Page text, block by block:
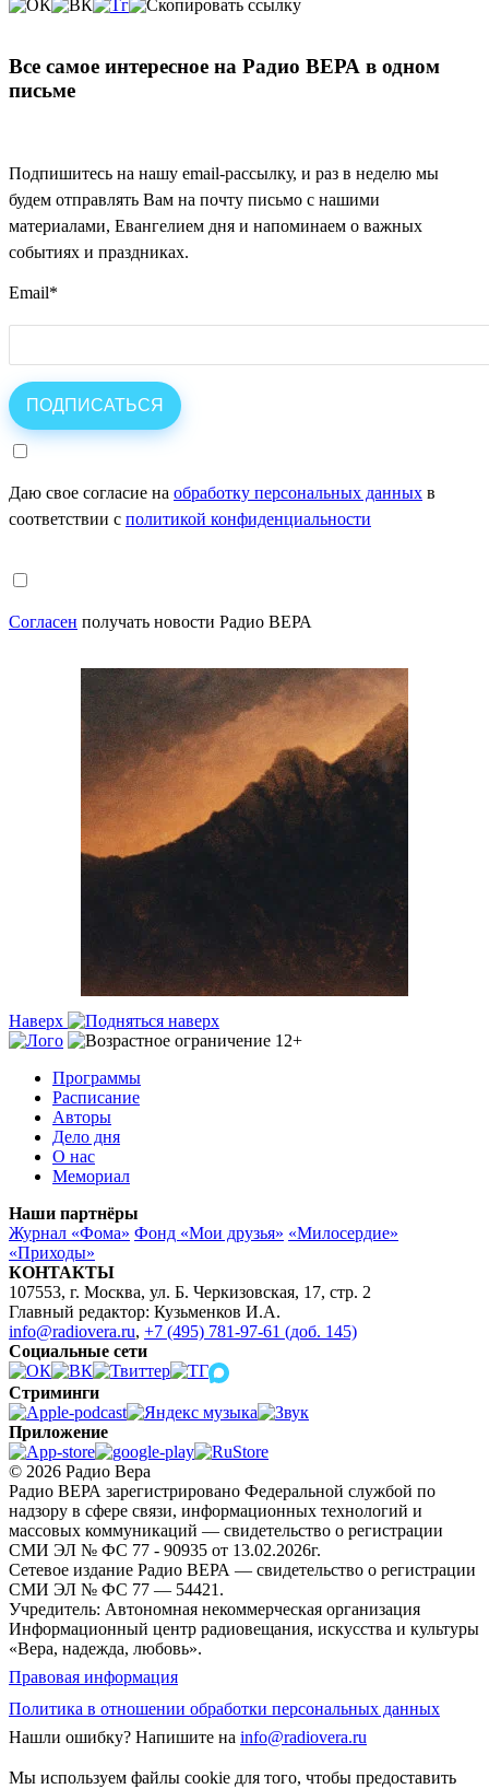
Все самое интересное на Радио ВЕРА в одном
письме
Подпишитесь на нашу email-рассылку, и раз в неделю мы
будем отправлять Вам на почту письмо с нашими
материалами, Евангелием дня и напоминаем о важных
событиях и праздниках.
Email*
Даю свое согласие на обработку персональных данных в
соответствии с политикой конфиденциальности
Согласен получать новости Радио ВЕРА
Наверх
Программы
Расписание
Авторы
Дело дня
О нас
Мемориал
Наши партнёры
Журнал «Фома» Фонд «Мои друзья» «Милосердие»
«Приходы»
КОНТАКТЫ
107553, г. Москва, ул. Б. Черкизовская, 17, стр. 2
Главный редактор: Кузьменков И.А.
info@radiovera.ru, +7 (495) 781-97-61 (доб. 145)
Социальные сети
Стриминги
Приложение
© 2026 Радио Вера
Радио ВЕРА зарегистрировано Федеральной службой по
надзору в сфере связи, информационных технологий и
массовых коммуникаций — свидетельство о регистрации
СМИ ЭЛ № ФС 77 - 90935 от 13.02.2026г.
Сетевое издание Радио ВЕРА — свидетельство о регистрации
СМИ ЭЛ № ФС 77 — 54421.
Учредитель: Автономная некоммерческая организация
Информационный центр радиовещания, искусства и культуры
«Вера, надежда, любовь».
Правовая информация
Политика в отношении обработки персональных данных
Нашли ошибку? Напишите на info@radiovera.ru
Мы используем файлы cookie для того, чтобы предоставить